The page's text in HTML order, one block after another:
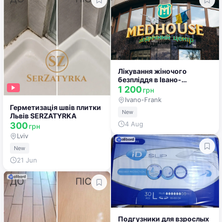
Герметизація швів плитки
Львів SERZATYRKA
300грн
Lviv
New
21 Jun
Лікування жіночого
безпліддя в Івано-
Франківську
1 200грн
Ivano-Frankivsk
New
4 Aug
Подгузники для взрослых